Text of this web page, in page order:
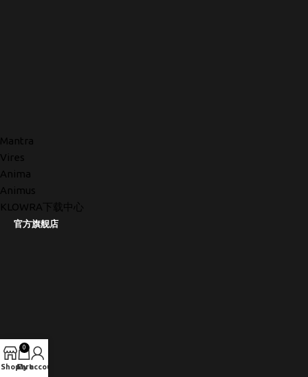
Mantra
Vires
Anima
Animus
KLOWRA下载中心
官方旗舰店
Shop
0
Cart
My account